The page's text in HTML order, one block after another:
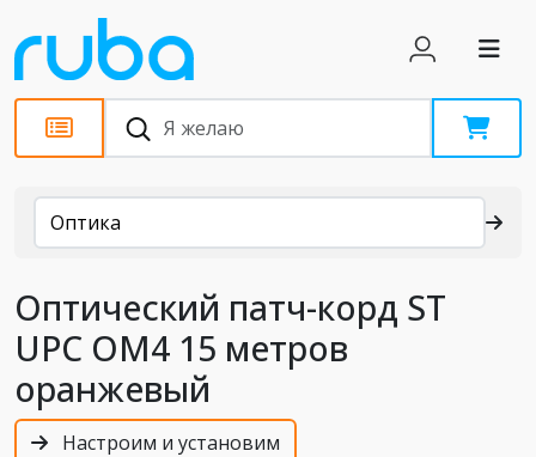
Каталог
Оптика
Оптический патч-корд ST
UPC OM4 15 метров
оранжевый
Настроим и установим